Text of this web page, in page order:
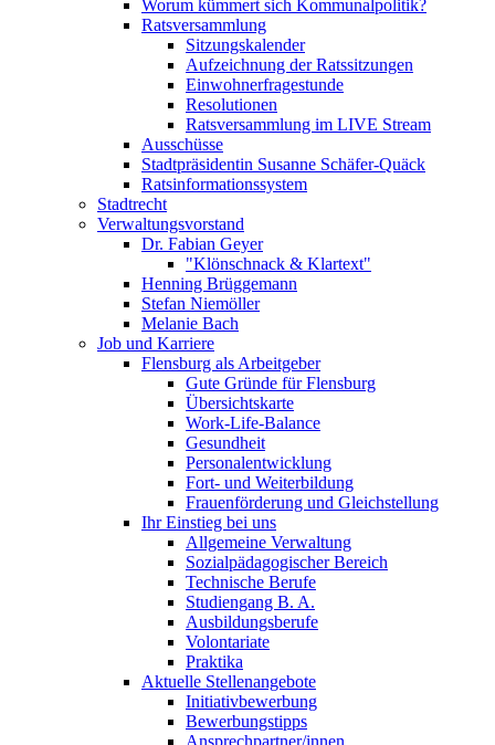
Worum kümmert sich Kommunalpolitik?
Ratsversammlung
Sitzungskalender
Aufzeichnung der Ratssitzungen
Einwohnerfragestunde
Resolutionen
Ratsversammlung im LIVE Stream
Ausschüsse
Stadtpräsidentin Susanne Schäfer-Quäck
Ratsinformationssystem
Stadtrecht
Verwaltungsvorstand
Dr. Fabian Geyer
"Klönschnack & Klartext"
Henning Brüggemann
Stefan Niemöller
Melanie Bach
Job und Karriere
Flensburg als Arbeitgeber
Gute Gründe für Flensburg
Übersichtskarte
Work-Life-Balance
Gesundheit
Personalentwicklung
Fort- und Weiterbildung
Frauenförderung und Gleichstellung
Ihr Einstieg bei uns
Allgemeine Verwaltung
Sozialpädagogischer Bereich
Technische Berufe
Studiengang B. A.
Ausbildungsberufe
Volontariate
Praktika
Aktuelle Stellenangebote
Initiativbewerbung
Bewerbungstipps
Ansprechpartner/innen